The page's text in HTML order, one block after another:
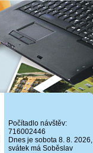
Počítadlo návštěv:
716002446
Dnes je sobota 8. 8. 2026,
svátek má Soběslav